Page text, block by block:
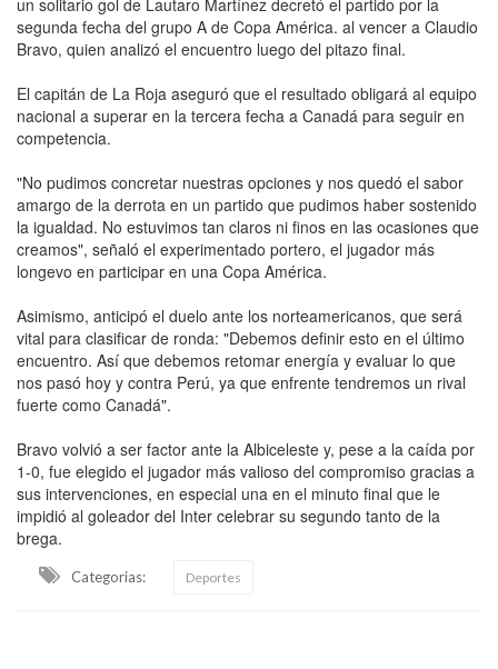
segunda fecha del grupo A de Copa América. al vencer a Claudio
Bravo, quien analizó el encuentro luego del pitazo final.
El capitán de La Roja aseguró que el resultado obligará al equipo
nacional a superar en la tercera fecha a Canadá para seguir en
competencia.
"No pudimos concretar nuestras opciones y nos quedó el sabor
amargo de la derrota en un partido que pudimos haber sostenido
la igualdad. No estuvimos tan claros ni finos en las ocasiones que
creamos", señaló el experimentado portero, el jugador más
longevo en participar en una Copa América.
Asimismo, anticipó el duelo ante los norteamericanos, que será
vital para clasificar de ronda: "Debemos definir esto en el último
encuentro. Así que debemos retomar energía y evaluar lo que
nos pasó hoy y contra Perú, ya que enfrente tendremos un rival
fuerte como Canadá".
Bravo volvió a ser factor ante la Albiceleste y, pese a la caída por
1-0, fue elegido el jugador más valioso del compromiso gracias a
sus intervenciones, en especial una en el minuto final que le
impidió al goleador del Inter celebrar su segundo tanto de la
brega.
Categorias: Deportes